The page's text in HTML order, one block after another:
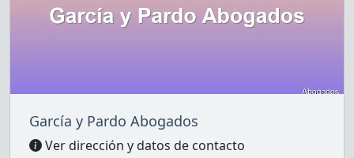
García y Pardo Abogados
Ver dirección y datos de contacto